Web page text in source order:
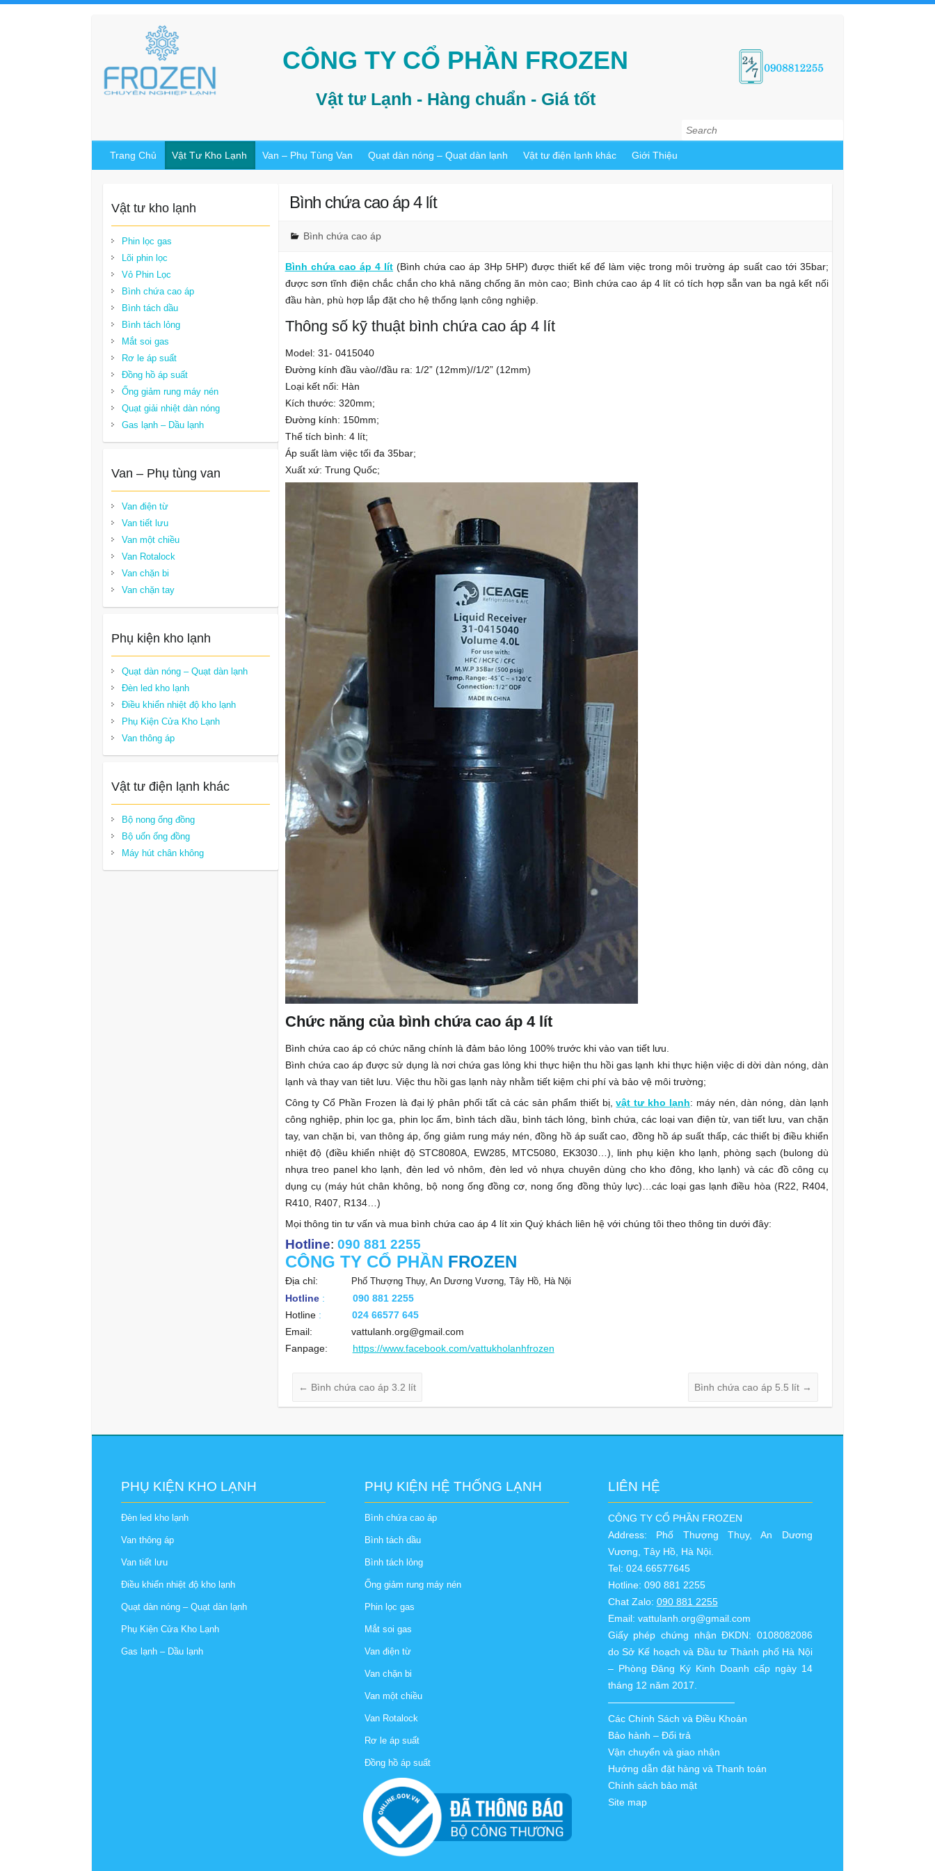
CÔNG TY CỔ PHẦN FROZEN
Vật tư Lạnh - Hàng chuẩn - Giá tốt
Search
Trang Chủ Vật Tư Kho Lạnh Van – Phụ Tùng Van Quạt dàn nóng – Quạt dàn lạnh Vật tư điện lạnh khác Giới Thiệu
Bình chứa cao áp 4 lít
Bình chứa cao áp
Bình chứa cao áp 4 lít (Bình chứa cao áp 3Hp 5HP) được thiết kế để làm việc trong môi trường áp suất cao tới 35bar;
được sơn tĩnh điện chắc chắn cho khả năng chống ăn mòn cao; Bình chứa cao áp 4 lít có tích hợp sẵn van ba ngả kết nối
đầu hàn, phù hợp lắp đặt cho hệ thống lạnh công nghiệp.
Thông số kỹ thuật bình chứa cao áp 4 lít
Model: 31- 0415040
Đường kính đầu vào//đầu ra: 1/2” (12mm)//1/2” (12mm)
Loại kết nối: Hàn
Kích thước: 320mm;
Đường kính: 150mm;
Thể tích bình: 4 lít;
Áp suất làm việc tối đa 35bar;
Xuất xứ: Trung Quốc;
Chức năng của bình chứa cao áp 4 lít
Bình chứa cao áp có chức năng chính là đảm bảo lỏng 100% trước khi vào van tiết lưu.
Bình chứa cao áp được sử dụng là nơi chứa gas lỏng khi thực hiện thu hồi gas lạnh khi thực hiện việc di dời dàn nóng, dàn
lạnh và thay van tiêt lưu. Việc thu hồi gas lạnh này nhằm tiết kiệm chi phí và bảo vệ môi trường;
Công ty Cổ Phần Frozen là đại lý phân phối tất cả các sản phẩm thiết bị,vật tư kho lạnh: máy nén, dàn nóng, dàn lạnh
công nghiệp, phin lọc ga, phin lọc ẩm, bình tách dầu, bình tách lỏng, bình chứa, các loại van điện từ, van tiết lưu, van chặn
tay, van chặn bi, van thông áp, ống giảm rung máy nén, đồng hồ áp suất cao, đồng hồ áp suất thấp, các thiết bị điều khiển
nhiệt độ (điều khiển nhiệt độ STC8080A, EW285, MTC5080, EK3030…), linh phụ kiện kho lạnh, phòng sạch (bulong dù
nhựa treo panel kho lạnh, đèn led vỏ nhôm, đèn led vỏ nhựa chuyên dùng cho kho đông, kho lạnh) và các đồ công cụ
dụng cụ (máy hút chân không, bộ nong ống đồng cơ, nong ống đồng thủy lực)…các loại gas lạnh điều hòa (R22, R404,
R410, R407, R134…)
Mọi thông tin tư vấn và mua bình chứa cao áp 4 lít xin Quý khách liên hệ với chúng tôi theo thông tin dưới đây:
Hotline: 090 881 2255
CÔNG TYCỔ PHẦN FROZEN
Địa chỉ: Phố Thượng Thụy, An Dương Vương, Tây Hồ, Hà Nội
Hotline : 090 881 2255
Hotline : 024 66577 645
Email: vattulanh.org@gmail.com
Fanpage: https://www.facebook.com/vattukholanhfrozen
← Bình chứa cao áp 3.2 lít Bình chứa cao áp 5.5 lít →
Vật tư kho lạnh
Phin lọc gas
Lõi phin lọc
Vỏ Phin Lọc
Bình chứa cao áp
Bình tách dầu
Bình tách lỏng
Mắt soi gas
Rơ le áp suất
Đồng hồ áp suất
Ống giảm rung máy nén
Quạt giải nhiệt dàn nóng
Gas lạnh – Dầu lạnh
Van – Phụ tùng van
Van điện từ
Van tiết lưu
Van một chiều
Van Rotalock
Van chặn bi
Van chặn tay
Phụ kiện kho lạnh
Quạt dàn nóng – Quạt dàn lạnh
Đèn led kho lạnh
Điều khiển nhiệt độ kho lạnh
Phụ Kiện Cửa Kho Lạnh
Van thông áp
Vật tư điện lạnh khác
Bộ nong ống đồng
Bộ uốn ống đồng
Máy hút chân không
PHỤ KIỆN KHO LẠNH
Đèn led kho lạnh
Van thông áp
Van tiết lưu
Điều khiển nhiệt độ kho lạnh
Quạt dàn nóng – Quạt dàn lạnh
Phụ Kiện Cửa Kho Lạnh
Gas lạnh – Dầu lạnh
PHỤ KIỆN HỆ THỐNG LẠNH
Bình chứa cao áp
Bình tách dầu
Bình tách lỏng
Ống giảm rung máy nén
Phin lọc gas
Mắt soi gas
Van điện từ
Van chặn bi
Van một chiều
Van Rotalock
Rơ le áp suất
Đồng hồ áp suất
LIÊN HỆ
CÔNG TY CỔ PHẦN FROZEN
Address: Phố Thượng Thụy, An Dương
Vương, Tây Hồ, Hà Nội.
Tel: 024.66577645
Hotline: 090 881 2255
Chat Zalo: 090 881 2255
Email: vattulanh.org@gmail.com
Giấy phép chứng nhận ĐKDN: 0108082086
do Sở Kế hoạch và Đầu tư Thành phố Hà Nội
– Phòng Đăng Ký Kinh Doanh cấp ngày 14
tháng 12 năm 2017.
—————————————
Các Chính Sách và Điều Khoản
Bảo hành – Đổi trả
Vận chuyển và giao nhận
Hướng dẫn đặt hàng và Thanh toán
Chính sách bảo mật
Site map